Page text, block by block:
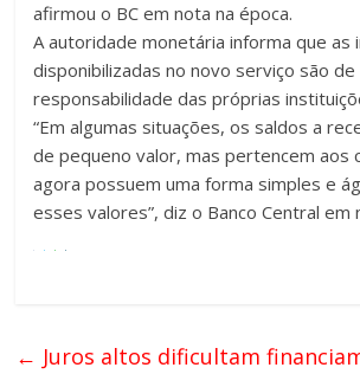
afirmou o BC em nota na época.
A autoridade monetária informa que as
disponibilizadas no novo serviço são de
responsabilidade das próprias
“Em algumas situações, os saldos a
de pequeno valor, mas pertencem aos
agora possuem uma forma simples e
esses valores”, diz o Banco Central em
← Juros altos dificultam